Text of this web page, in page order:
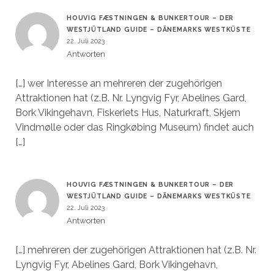
HOUVIG FÆSTNINGEN & BUNKERTOUR – DER
WESTJÜTLAND GUIDE – DÄNEMARKS WESTKÜSTE
22. Juli 2023
Antworten
[…] wer Interesse an mehreren der zugehörigen
Attraktionen hat (z.B. Nr. Lyngvig Fyr, Abelines Gard,
Bork Vikingehavn, Fiskeriets Hus, Naturkraft, Skjern
Vindmølle oder das Ringkøbing Museum) findet auch
[…]
HOUVIG FÆSTNINGEN & BUNKERTOUR – DER
WESTJÜTLAND GUIDE – DÄNEMARKS WESTKÜSTE
22. Juli 2023
Antworten
[…] mehreren der zugehörigen Attraktionen hat (z.B. Nr.
Lyngvig Fyr, Abelines Gard, Bork Vikingehavn,